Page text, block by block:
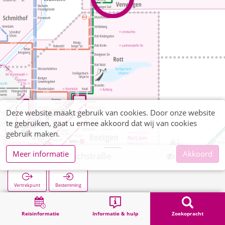
Reisinformatie Informatie & hulp Zoekopracht
Venwegen Teichstraße
Vertrekpunt Bestemming
Zoekopracht
Deze website maakt gebruik van cookies. Door onze website
te gebruiken, gaat u ermee akkoord dat wij van cookies
gebruik maken.
Meer informatie
Akkoord